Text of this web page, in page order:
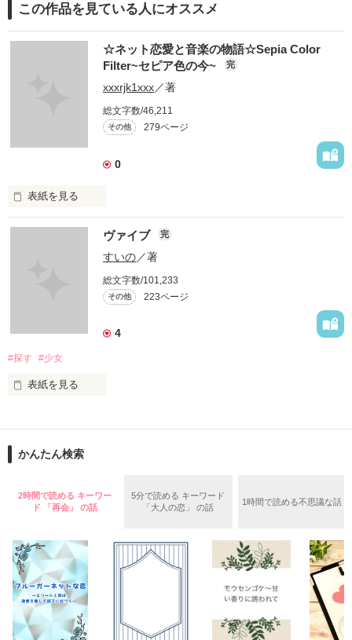
この作品を見ている人にオススメ
☆ネット恋愛と音楽の物語☆Sepia Color
Filter~セピア色の今~
完
xxxrjk1xxx／著
総文字数/46,211
その他 279ページ
0
表紙を見る
ねぇ、色付きのセロファンで世界を透かして見たことある？
赤いのだとなんか息苦しくて
ブルーとかだと寒々しててどこか物悲しい
たった「今」が一瞬で「過去」になったみたいで・・・
“たった今”なのになんかもうなつかしく見えるんだよね・・・
１７歳。
をかけてる気分
「今」が凄い勢いで後方に遠ざかっていく・・・
あたしは、睨みつける
ヴァイブ 完
すいの／著
総文字数/101,233
その他 223ページ
4
#探す #少女
表紙を見る
男より好き。
かんたん検索
2時間で読める キーワー
ド 「再会」 の話
5分で読める キーワード
「大人の恋」 の話
1時間で読める不思議な話